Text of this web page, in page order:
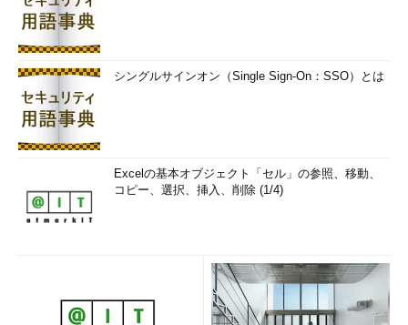
シングルサインオン（Single Sign-On：SSO）とは
Excelの基本オブジェクト「セル」の参照、移動、
コピー、選択、挿入、削除 (1/4)